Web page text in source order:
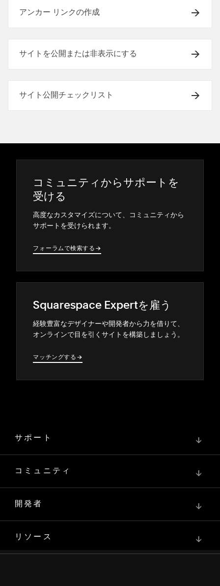
アンカー リンクの作成
サイトを公開または非表示にする
サイト公開チェックリスト
コミ⁠ュニテ⁠ィからサポ⁠ートを
受ける
高度なカスタマイズについて⁠、コミ⁠ュニテ⁠ィから
サポ⁠ートを受けられます⁠。
フ⁠ォ⁠ーラムで検索する →
→
Squarespace Expertを雇う
経験豊富なデザイナ⁠ーや開発者から力を借りて⁠、
オンラインで目を引くサイトを構築しまし⁠ょう⁠。
マ⁠ッチングする →
→
サポート ↓
コミュニティ ↓
開発者 ↓
リソース ↓